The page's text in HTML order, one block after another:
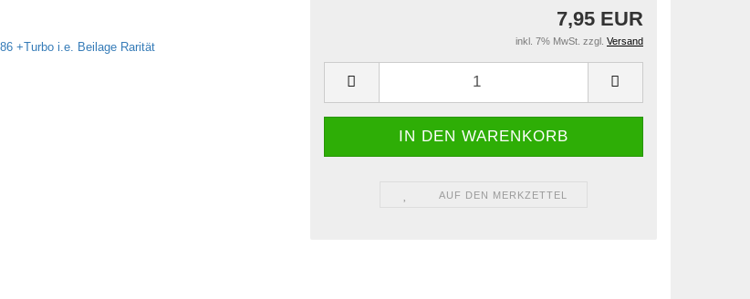
7,95 EUR
inkl. 7% MwSt. zzgl. Versand
AUF DEN MERKZETTEL